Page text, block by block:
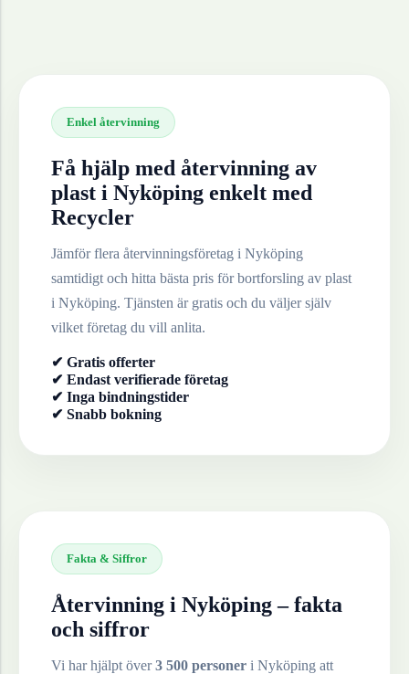
Enkel återvinning
Få hjälp med återvinning av
plast i Nyköping enkelt med
Recycler
Jämför flera återvinningsföretag i Nyköping
samtidigt och hitta bästa pris för bortforsling av plast
i Nyköping. Tjänsten är gratis och du väljer själv
vilket företag du vill anlita.
✔ Gratis offerter
✔ Endast verifierade företag
✔ Inga bindningstider
✔ Snabb bokning
Fakta & Siffror
Återvinning i Nyköping– fakta
och siffror
Vi har hjälpt över3 500 personer i Nyköping att